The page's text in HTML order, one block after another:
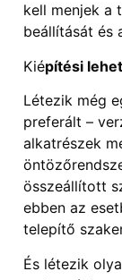
kell menjek a
beállítását és
Kiépítési
Létezik még
preferált –
alkatrészek
összeállított
ebben az
telepítő
És létezik